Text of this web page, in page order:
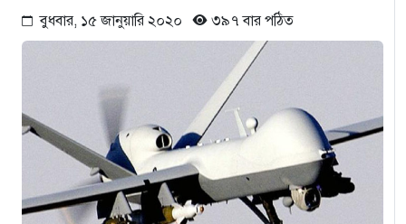
বুধবার, ১৫ জানুয়ারি ২০২০
৩৯৭ বার পঠিত